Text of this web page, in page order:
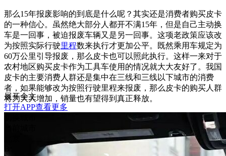
那么15年报废影响的到底是什么呢？其实还是消费者购买皮卡
的一种信心。虽然绝大部分人都开不满15年，但是自己主动换
车是一回事，被迫报废车辆又是另一回事。这项老政策应该改
为按照实际行驶里程数来执行才更加公平。既然乘用车规定为
60万公里引导报废，那么皮卡也可以照此执行。这样一来对于
农村地区购买皮卡作为工具车使用的情况就大大友好了。我国
皮卡的主要消费人群还是集中在三线和三线以下城市的消费
者，如果能够改为按照行驶里程来报废，那么皮卡的购买人群
将为大大增加，销量也有望得到真正释放。
展开全文
打开APP查看更多